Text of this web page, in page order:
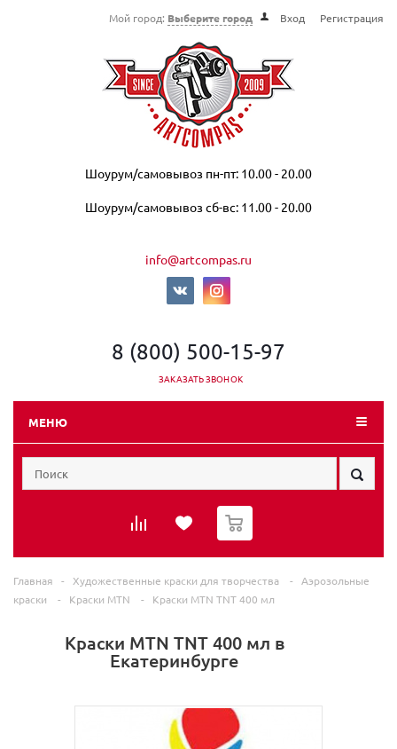
Мой город: Выберите город Вход Регистрация
Шоурум/самовывоз пн-пт: 10.00 - 20.00
Шоурум/самовывоз сб-вс: 11.00 - 20.00
info@artcompas.ru
8 (800) 500-15-97
ЗАКАЗАТЬ ЗВОНОК
МЕНЮ
0
Главная - Художественные краски для творчества -
Аэрозольные
краски
- Краски MTN - Краски MTN TNT 400 мл
Краски MTN TNT 400 мл в
Екатеринбурге